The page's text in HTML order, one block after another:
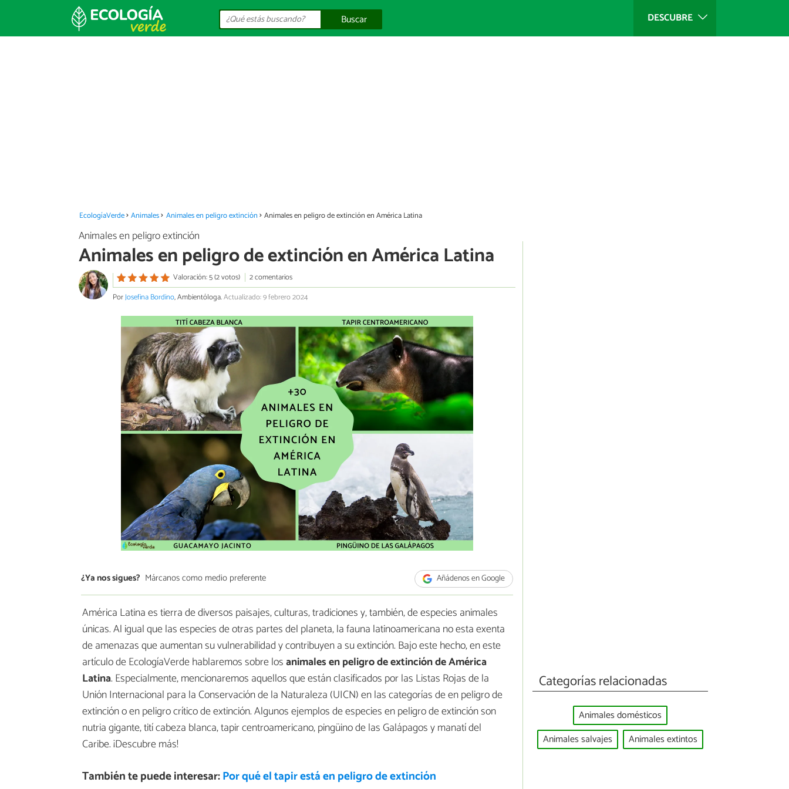
DESCUBRE
Buscar
EcologíaVerde Animales Animales en peligro extinción Animales en peligro de extinción en América Latina
Animales en peligro extinción
Animales en peligro de extinción en América Latina
Valoración: 5 (2 votos)
2 comentarios
PorJosefina Bordino, Ambientóloga.Actualizado: 9 febrero 2024
¿Ya nos sigues? Márcanos como medio preferente Añádenos en Google
América Latina es tierra de diversos paisajes, culturas, tradiciones y, también, de especies animales
únicas. Al igual que las especies de otras partes del planeta, la fauna latinoamericana no esta exenta
de amenazas que aumentan su vulnerabilidad y contribuyen a su extinción. Bajo este hecho, en este
artículo de EcologíaVerde hablaremos sobre losanimales en peligro de extinción de América
Latina. Especialmente, mencionaremos aquellos que están clasificados por las Listas Rojas de la
Unión Internacional para la Conservación de la Naturaleza (UICN) en las categorías de en peligro de
extinción o en peligro crítico de extinción. Algunos ejemplos de especies en peligro de extinción son
nutria gigante, tití cabeza blanca, tapir centroamericano, pingüino de las Galápagos y manatí del
Caribe. ¡Descubre más!
También te puede interesar:Por qué el tapir está en peligro de extinción
Categorías relacionadas
Animales domésticos
Animales salvajes
Animales extintos